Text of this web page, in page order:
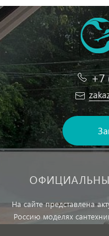
+7
На сайте представлена
Россию моделях